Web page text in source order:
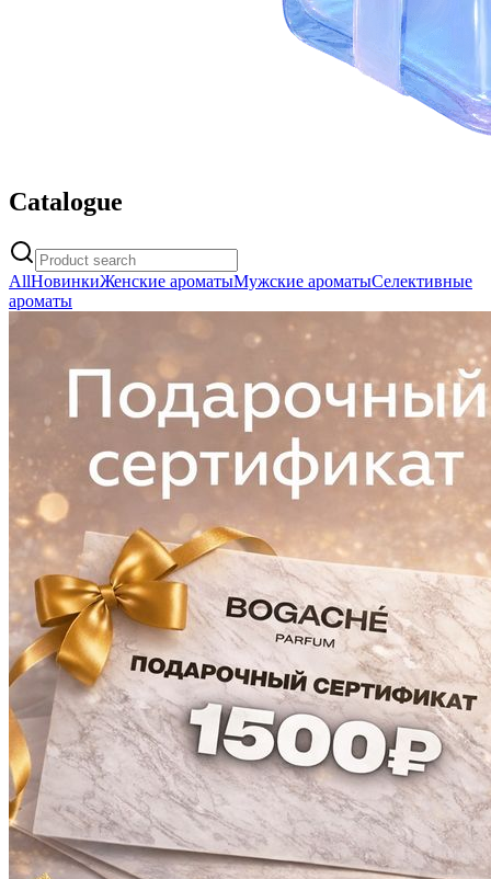
Catalogue
AllНовинкиЖенские ароматыМужские ароматыСелективные
ароматы